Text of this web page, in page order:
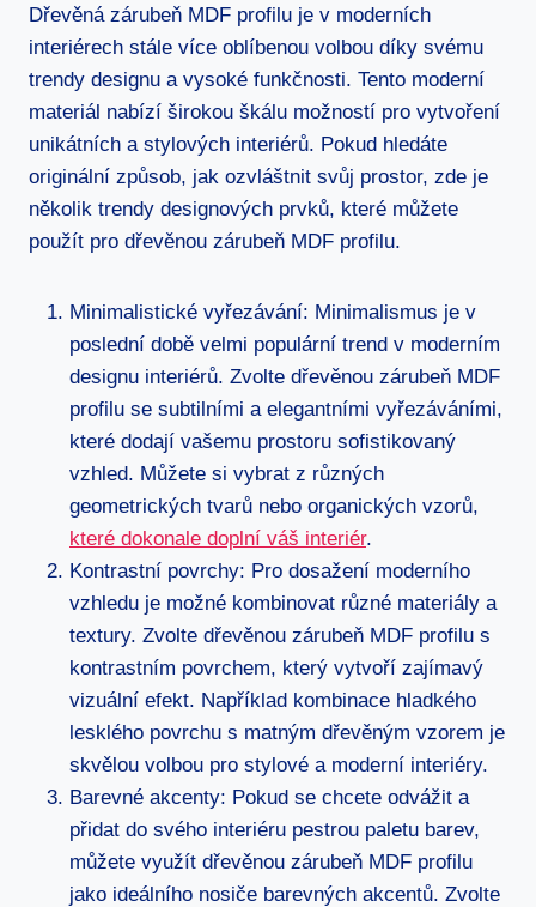
Dřevěná zárubeň MDF profilu je v moderních
interiérech stále více oblíbenou volbou díky svému
trendy designu a vysoké funkčnosti. Tento moderní
materiál nabízí širokou škálu možností pro vytvoření
unikátních a stylových interiérů. Pokud hledáte
originální způsob, jak ozvláštnit svůj prostor, zde je
několik trendy designových prvků, které můžete
použít pro dřevěnou zárubeň MDF profilu.
Minimalistické vyřezávání: Minimalismus je v
poslední době velmi populární trend v moderním
designu interiérů. Zvolte dřevěnou zárubeň MDF
profilu se subtilními a elegantními vyřezáváními,
které dodají vašemu prostoru sofistikovaný
vzhled. Můžete si vybrat z různých
geometrických tvarů nebo organických vzorů,
které dokonale doplní váš interiér.
Kontrastní povrchy: Pro dosažení moderního
vzhledu je možné kombinovat různé materiály a
textury. Zvolte dřevěnou zárubeň MDF profilu s
kontrastním povrchem, který vytvoří zajímavý
vizuální efekt. Například kombinace hladkého
lesklého povrchu s matným dřevěným vzorem je
skvělou volbou pro stylové a moderní interiéry.
Barevné akcenty: Pokud se chcete odvážit a
přidat do svého interiéru pestrou paletu barev,
můžete využít dřevěnou zárubeň MDF profilu
jako ideálního nosiče barevných akcentů. Zvolte